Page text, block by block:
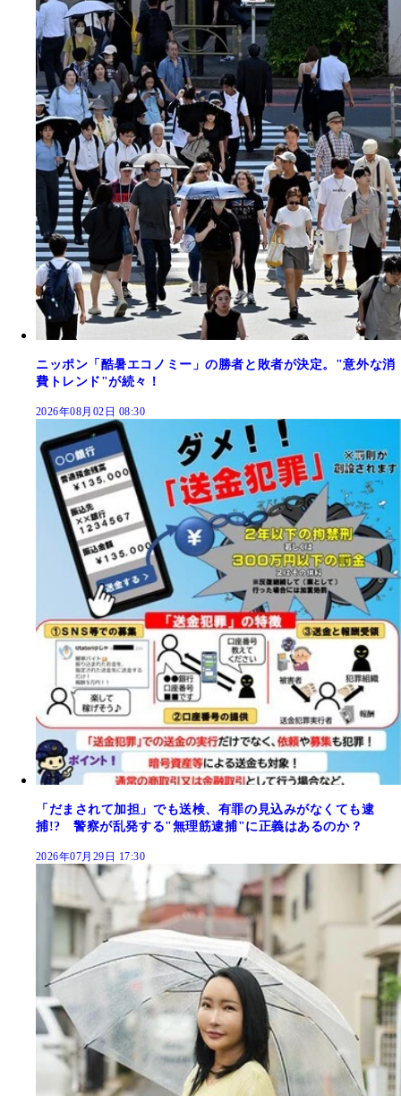
ニッポン「酷暑エコノミー」の勝者と敗者が決定。"意外な消
費トレンド"が続々！
2026年08月02日 08:30
「だまされて加担」でも送検、有罪の見込みがなくても逮
捕!? 警察が乱発する"無理筋逮捕"に正義はあるのか？
2026年07月29日 17:30